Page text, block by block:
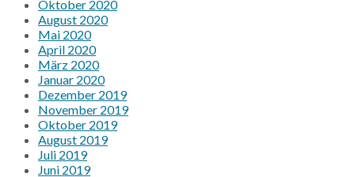
Oktober 2020
August 2020
Mai 2020
April 2020
März 2020
Januar 2020
Dezember 2019
November 2019
Oktober 2019
August 2019
Juli 2019
Juni 2019